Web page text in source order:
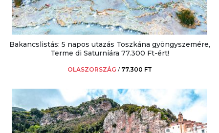
Bakancslistás: 5 napos utazás Toszkána gyöngyszemére,
Terme di Saturniára 77.300 Ft-ért!
OLASZORSZÁG / 77.300 FT